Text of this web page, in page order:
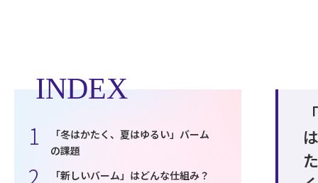
INDEX
「冬はかたく、夏はゆるい」バーム
の課題
「新しいバーム」はどんな仕組み？
た